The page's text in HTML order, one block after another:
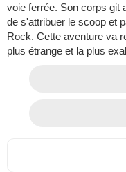
voie ferrée. Son corps git
de s'attribuer le scoop et
Rock. Cette aventure va
plus étrange et la plus